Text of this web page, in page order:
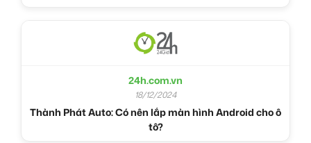
24h.com.vn
18/12/2024
Thành Phát Auto: Có nên lắp màn hình Android cho ô
tô?